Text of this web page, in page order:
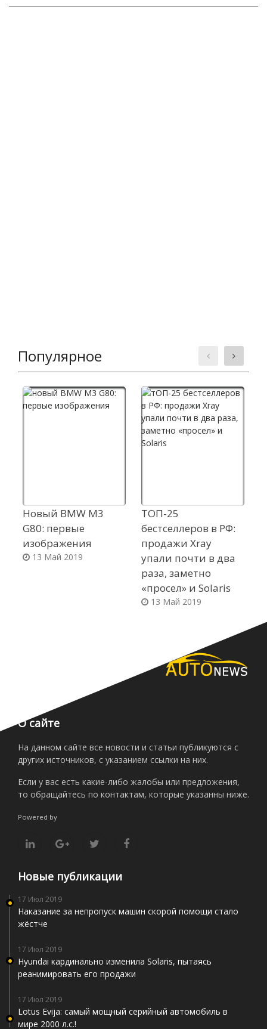
Популярное
Новый BMW M3
G80: первые
изображения
13 Май 2019
ТОП-25
бестселлеров в РФ:
продажи Xray
упали почти в два
раза, заметно
«просел» и Solaris
13 Май 2019
О сайте
На данном сайте все новости и статьи публикуются с
других источников, с указанием ссылки на них.
Если у вас есть какие-либо жалобы или предложения,
то обращайтесь по контактам, которые указанны ниже.
Powered by
Новые публикации
17 Июл 2019
Наказание за непропуск машин скорой помощи стало
жёстче
17 Июл 2019
Hyundai кардинально изменила Solaris, пытаясь
реанимировать его продажи
17 Июл 2019
Lotus Evija: самый мощный серийный автомобиль в
мире 2000 л.с.!